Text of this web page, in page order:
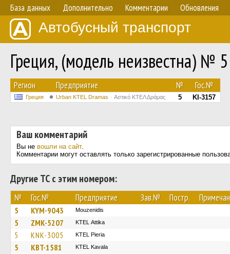
База данных Дополнительно Комментарии Обновления
Автобусный транспорт
Греция, (модель неизвестна) № 5
Регион Предприятие № Гос.№
Греция Urban KTEL Dramas Αστικό ΚΤΕΛ Δράμας 5 KI-3157
Ваш комментарий
Вы не вошли на сайт.
Комментарии могут оставлять только зарегистрированные
Другие ТС с этим номером:
№ Гос.№ Предприятие Зав.№ Постр.
5 KYM-9043 Mouzenidis
5 ZMK-5207 KΤΕL Αttika
5 KNK-3005 KTEL Pieria
5 KBT-1581 KTEL Kavala